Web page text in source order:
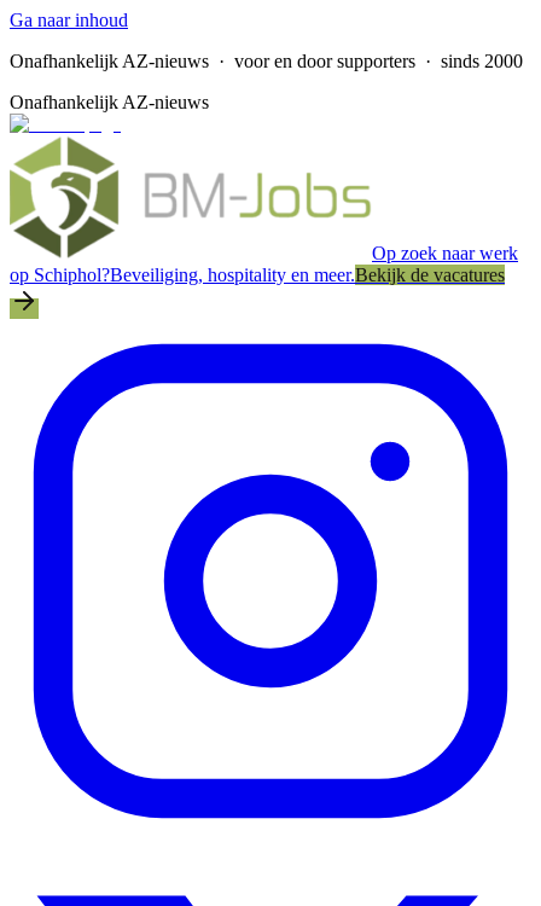
Ga naar inhoud
Onafhankelijk AZ-nieuws · voor en door supporters · sinds 2000
Onafhankelijk AZ-nieuws
Op zoek naar werk
op Schiphol?Beveiliging, hospitality en meer.Bekijk de vacatures